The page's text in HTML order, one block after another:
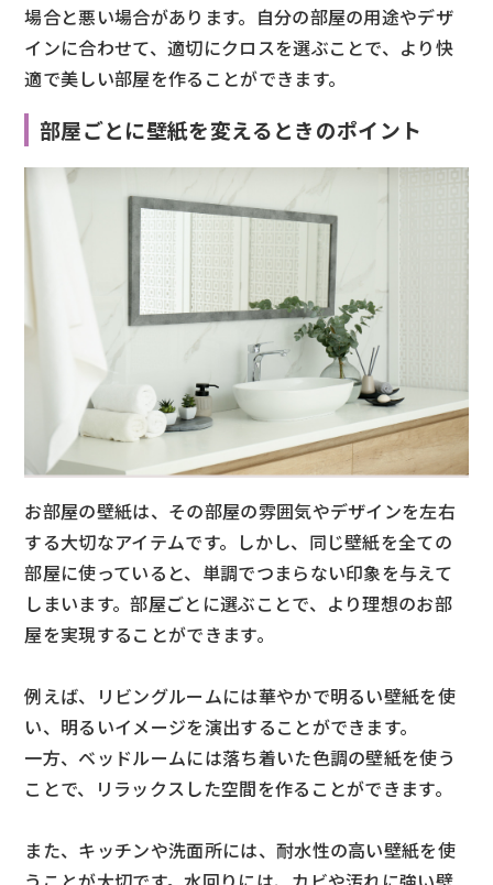
場合と悪い場合があります。自分の部屋の用途やデザ
インに合わせて、適切にクロスを選ぶことで、より快
適で美しい部屋を作ることができます。
部屋ごとに壁紙を変えるときのポイント
お部屋の壁紙は、その部屋の雰囲気やデザインを左右
する大切なアイテムです。しかし、同じ壁紙を全ての
部屋に使っていると、単調でつまらない印象を与えて
しまいます。部屋ごとに選ぶことで、より理想のお部
屋を実現することができます。
例えば、リビングルームには華やかで明るい壁紙を使
い、明るいイメージを演出することができます。
一方、ベッドルームには落ち着いた色調の壁紙を使う
ことで、リラックスした空間を作ることができます。
また、キッチンや洗面所には、耐水性の高い壁紙を使